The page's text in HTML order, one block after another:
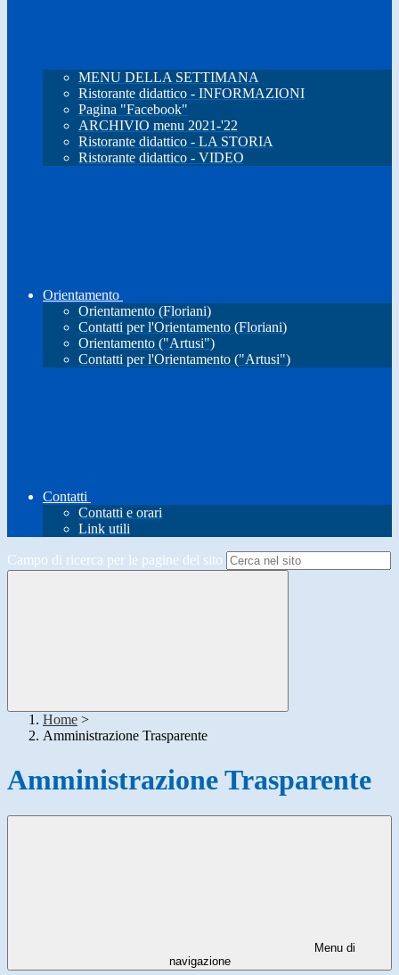
MENU DELLA SETTIMANA
Ristorante didattico - INFORMAZIONI
Pagina "Facebook"
ARCHIVIO menu 2021-'22
Ristorante didattico - LA STORIA
Ristorante didattico - VIDEO
Orientamento
Orientamento (Floriani)
Contatti per l'Orientamento (Floriani)
Orientamento ("Artusi")
Contatti per l'Orientamento ("Artusi")
Contatti
Contatti e orari
Link utili
Campo di ricerca per le pagine del sito
Home >
Amministrazione Trasparente
Amministrazione Trasparente
Menu di
navigazione